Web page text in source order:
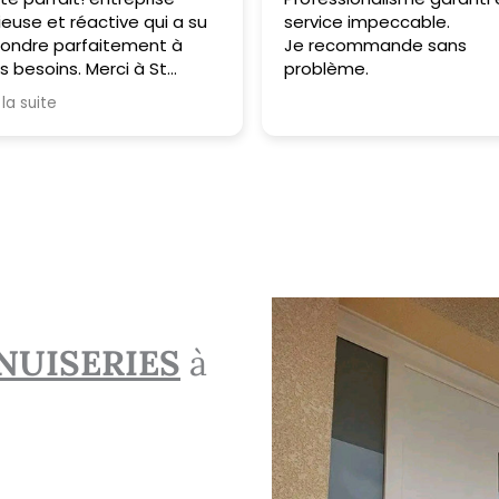
et réactive qui a su
parfaitement à
besoins. Merci à St
pour son
la suite
service impeccable.
Je recommande sans
problème.
à